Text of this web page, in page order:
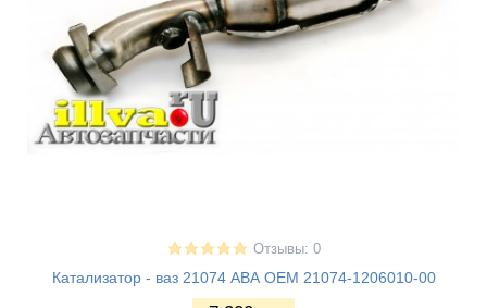
Отзывы: 0
Катализатор - ваз 21074 АВА OEM 21074-1206010-00